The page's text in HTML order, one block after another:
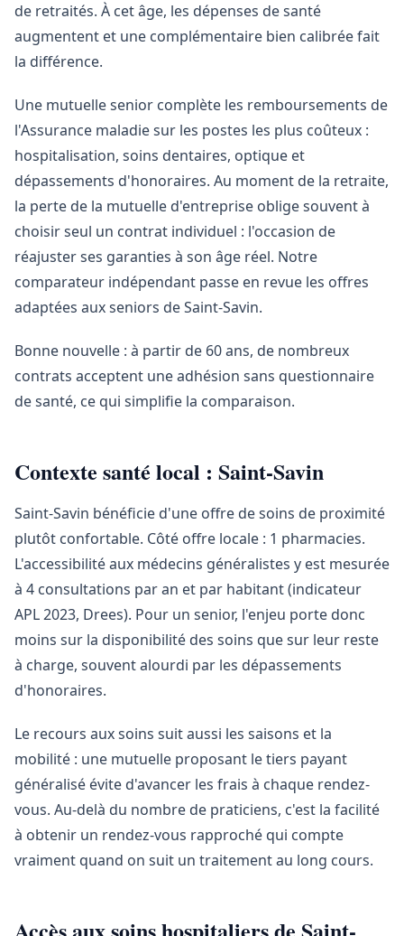
de retraités. À cet âge, les dépenses de santé
augmentent et une complémentaire bien calibrée fait
la différence.
Une mutuelle senior complète les remboursements de
l'Assurance maladie sur les postes les plus coûteux :
hospitalisation, soins dentaires, optique et
dépassements d'honoraires. Au moment de la retraite,
la perte de la mutuelle d'entreprise oblige souvent à
choisir seul un contrat individuel : l'occasion de
réajuster ses garanties à son âge réel. Notre
comparateur indépendant passe en revue les offres
adaptées aux seniors de Saint-Savin.
Bonne nouvelle : à partir de 60 ans, de nombreux
contrats acceptent une adhésion sans questionnaire
de santé, ce qui simplifie la comparaison.
Contexte santé local : Saint-Savin
Saint-Savin bénéficie d'une offre de soins de proximité
plutôt confortable. Côté offre locale : 1 pharmacies.
L'accessibilité aux médecins généralistes y est mesurée
à 4 consultations par an et par habitant (indicateur
APL 2023, Drees). Pour un senior, l'enjeu porte donc
moins sur la disponibilité des soins que sur leur reste
à charge, souvent alourdi par les dépassements
d'honoraires.
Le recours aux soins suit aussi les saisons et la
mobilité : une mutuelle proposant le tiers payant
généralisé évite d'avancer les frais à chaque rendez-
vous. Au-delà du nombre de praticiens, c'est la facilité
à obtenir un rendez-vous rapproché qui compte
vraiment quand on suit un traitement au long cours.